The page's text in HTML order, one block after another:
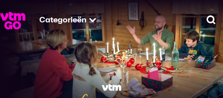
Categorieën
Camping Coppens